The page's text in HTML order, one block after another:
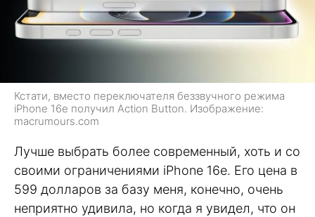
Кстати, вместо переключателя беззвучного режима
iPhone 16e получил Action Button. Изображение:
macrumours.com
Лучше выбрать более современный, хоть и со
своими ограничениями iPhone 16e. Его цена в
599 долларов за базу меня, конечно, очень
неприятно удивила, но когда я увидел, что он